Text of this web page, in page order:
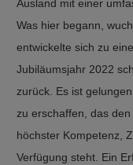
Ausland mit einer
Was hier begann,
entwickelte sich zu
Jubiläumsjahr 2022
zurück. Es ist
zu erschaffen, das
höchster Kompetenz,
Verfügung steht. Ein